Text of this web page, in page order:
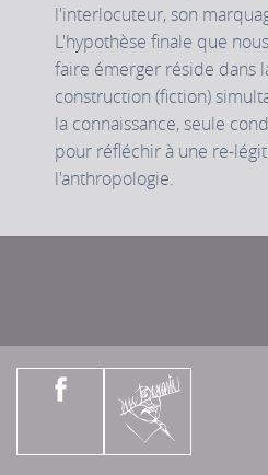
l'interlocuteur, son
L'hypothèse finale que
faire émerger réside dans
construction (fiction)
la connaissance, seule
pour réfléchir à une re-
l'anthropologie.